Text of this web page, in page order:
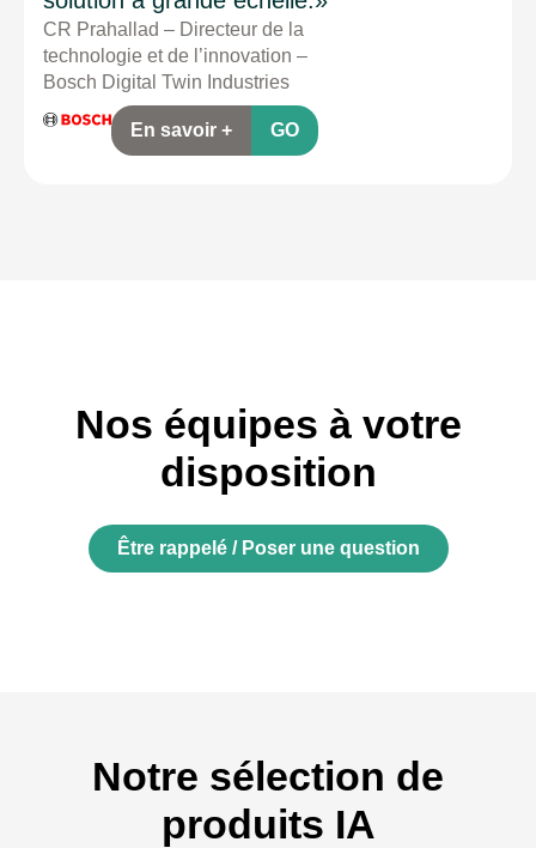
CR Prahallad – Directeur de la
technologie et de l’innovation –
Bosch Digital Twin Industries
En savoir + GO
Nos équipes à votre
disposition
Être rappelé / Poser une question
Notre sélection de
produits IA